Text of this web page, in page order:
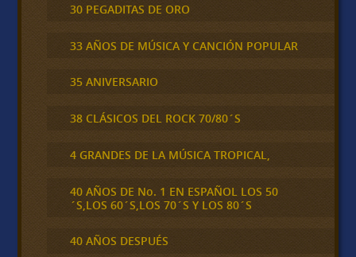
30 PEGADITAS DE ORO
33 AÑOS DE MÚSICA Y CANCIÓN POPULAR
35 ANIVERSARIO
38 CLÁSICOS DEL ROCK 70/80´S
4 GRANDES DE LA MÚSICA TROPICAL,
40 AÑOS DE No. 1 EN ESPAÑOL LOS 50
´S,LOS 60´S,LOS 70´S Y LOS 80´S
40 AÑOS DESPUÉS